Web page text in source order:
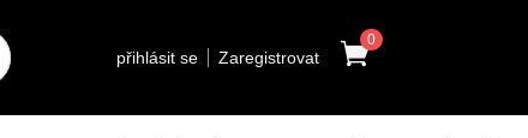
přihlásit se Zaregistrovat
0